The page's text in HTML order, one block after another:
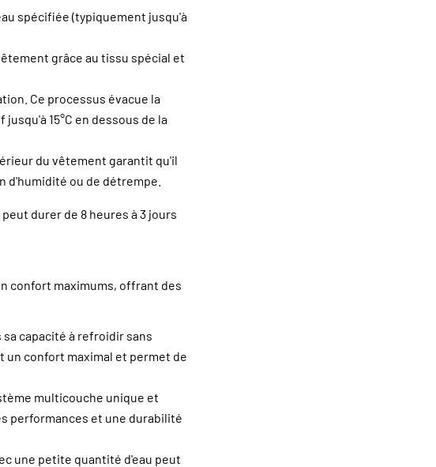
spécifiée (typiquement jusqu'à
grâce au tissu spécial et
Ce processus évacue la
15°C en dessous de la
du vêtement garantit qu'il
ou de détrempe.
durer de 8 heures à 3 jours
confort maximums, offrant des
capacité à refroidir sans
un confort maximal et permet de
multicouche unique et
performances et une durabilité
une petite quantité d'eau peut